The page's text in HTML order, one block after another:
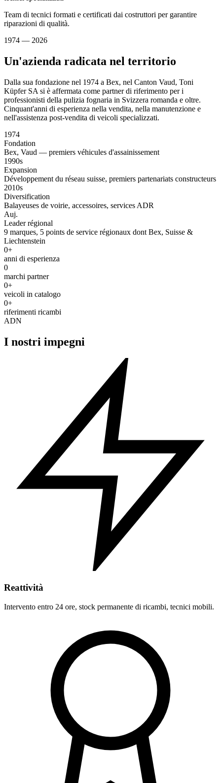
Team di tecnici formati e certificati dai costruttori per garantire
riparazioni di qualità.
1974 — 2026
Un'azienda radicata nel territorio
Dalla sua fondazione nel 1974 a Bex, nel Canton Vaud, Toni
Küpfer SA si è affermata come partner di riferimento per i
professionisti della pulizia fognaria in Svizzera romanda e oltre.
Cinquant'anni di esperienza nella vendita, nella manutenzione e
nell'assistenza post-vendita di veicoli specializzati.
1974
Fondation
Bex, Vaud — premiers véhicules d'assainissement
1990s
Expansion
Développement du réseau suisse, premiers partenariats constructeurs
2010s
Diversification
Balayeuses de voirie, accessoires, services ADR
Auj.
Leader régional
9 marques, 5 points de service régionaux dont Bex, Suisse &
Liechtenstein
0+
anni di esperienza
0
marchi partner
0+
veicoli in catalogo
0+
riferimenti ricambi
ADN
I nostri impegni
Reattività
Intervento entro 24 ore, stock permanente di ricambi, tecnici mobili.